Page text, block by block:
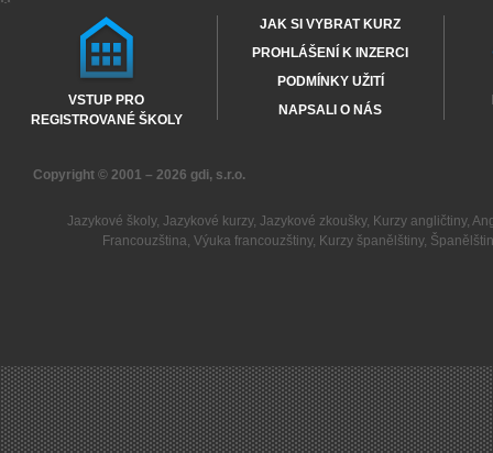
VSTUP PRO
REGISTROVANÉ ŠKOLY
JAK SI VYBRAT KURZ
PROHLÁŠENÍ K INZERCI
PODMÍNKY UŽITÍ
NAPSALI O NÁS
Copyright © 2001 – 2026 gdi, s.r.o.
Jazykové školy, Jazykové kurzy, Jazykové zkoušky, Kurzy angličtiny,
Francouzština,Výuka francouzštiny, Kurzy španělštiny,